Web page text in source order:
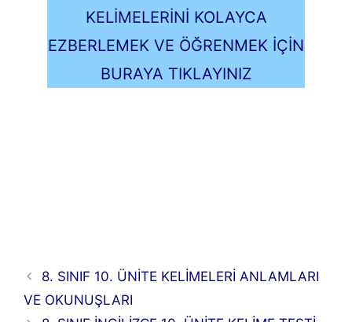
KELİMELERİNİ KOLAYCA
EZBERLEMEK VE ÖĞRENMEK İÇİN
BURAYA TIKLAYINIZ
8. SINIF 10. ÜNİTE KELİMELERİ ANLAMLARI
VE OKUNUŞLARI